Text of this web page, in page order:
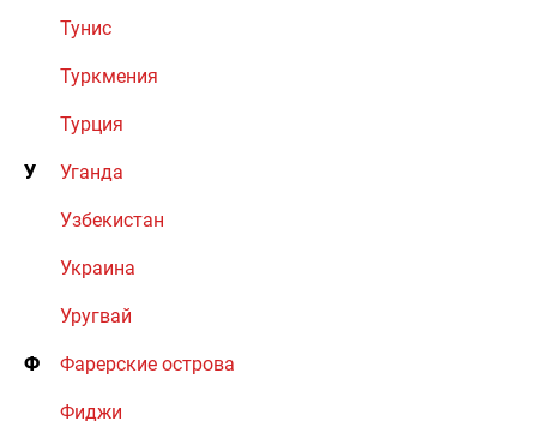
Тунис
Туркмения
Турция
У Уганда
Узбекистан
Украина
Уругвай
Ф Фарерские острова
Фиджи